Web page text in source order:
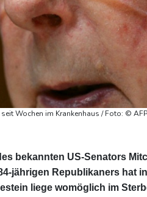
Wochen im Krankenhaus / Foto: © AFP
bekannten US-Senators
jährigen Republikaners hat
liege womöglich im